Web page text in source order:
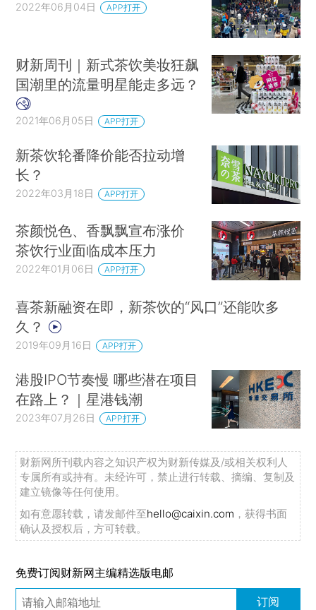
2022年06月04日 APP打开
财新周刊｜新式茶饮美妆狂飙
国潮里的流量明星能走多远？
2021年06月05日 APP打开
新茶饮轮番降价能否拉动增
长？
2022年03月18日 APP打开
茶颜悦色、香飘飘宣布涨价
茶饮行业面临成本压力
2022年01月06日 APP打开
喜茶新融资在即，新茶饮的“风口”还能吹多
久？
2019年09月16日 APP打开
港股IPO节奏慢 哪些潜在项目
在路上？｜星港钱潮
2023年07月26日 APP打开
财新网所刊载内容之知识产权为财新传媒及/或相关权利人
专属所有或持有。未经许可，禁止进行转载、摘编、复制及
建立镜像等任何使用。
如有意愿转载，请发邮件至hello@caixin.com ，获得书面
确认及授权后，方可转载。
免费订阅财新网主编精选版电邮
订阅